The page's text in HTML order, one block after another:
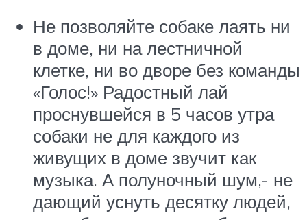
Не позволяйте собаке лаять ни
в доме, ни на лестничной
клетке, ни во дворе без команды
«Голос!» Радостный лай
проснувшейся в 5 часов утра
собаки не для каждого из
живущих в доме звучит как
музыка. А полуночный шум,- не
дающий уснуть десятку людей,